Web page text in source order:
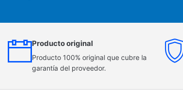
Producto original
Producto 100% original que cubre la
garantía del proveedor.